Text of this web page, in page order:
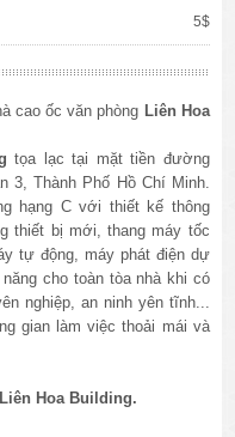
5$
cao ốc văn phòng Liên Hoa
tọa lạc tại mặt tiền đường
3, Thành Phố Hồ Chí Minh.
hạng C với thiết kế thông
thiết bị mới, thang máy tốc
tự động, máy phát điện dự
cho toàn tòa nhà khi có
nghiệp, an ninh yên tĩnh...
gian làm việc thoải mái và
Hoa Building.